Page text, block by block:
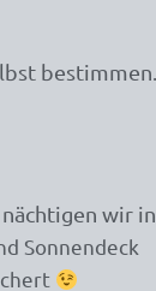
bestimmen.
wir in
Sonnendeck